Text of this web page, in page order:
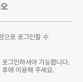
으로 로그인할 수
그인하셔야 가능합니다.
에 이용해 주세요.